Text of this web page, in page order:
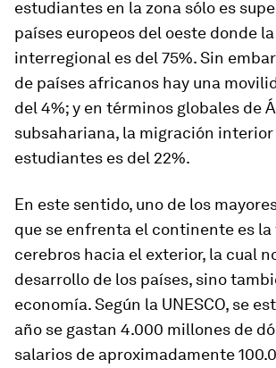
estudiantes en la zona sólo es
países europeos del oeste donde
interregional es del 75%. Sin
de países africanos hay una
del 4%; y en términos globales de
subsahariana, la migración interior
estudiantes es del 22%.
En este sentido, uno de los
que se enfrenta el continente es la
cerebros hacia el exterior, la cual
desarrollo de los países, sino
economía. Según la UNESCO, se
año se gastan 4.000 millones de
salarios de aproximadamente